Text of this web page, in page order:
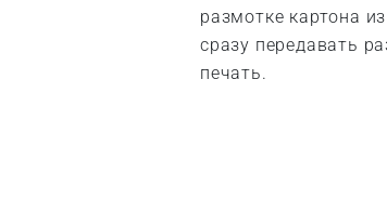
размотке картона
сразу передавать
печать.